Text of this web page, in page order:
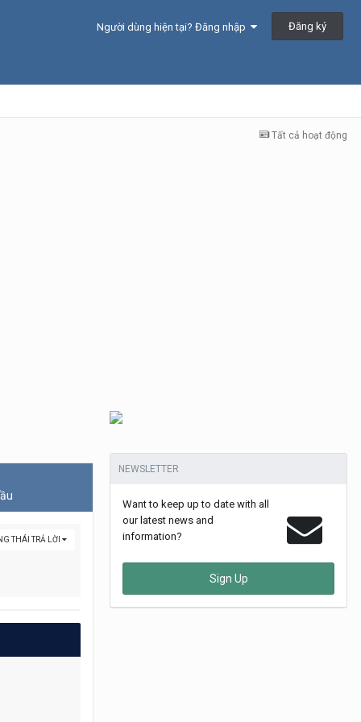
Người dùng hiện tại? Đăng nhập Đăng ký
Tất cả hoạt động
THÁI TRẢ LỜI
NEWSLETTER
Want to keep up to date with all
our latest news and
information?
Sign Up